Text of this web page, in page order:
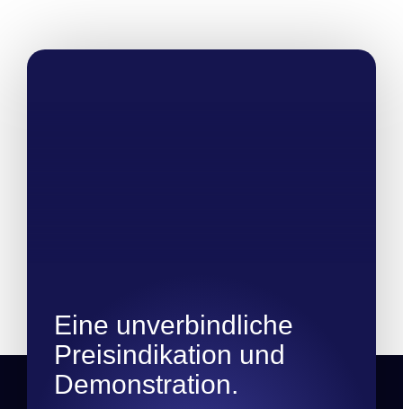
Eine unverbindliche
Preisindikation und
Demonstration.